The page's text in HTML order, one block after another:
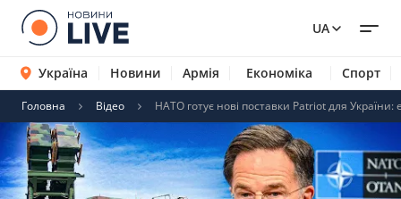
UA
Україна Новини Армія Економіка Спорт
Головна Відео НАТО готує нові поставки Patriot для України: